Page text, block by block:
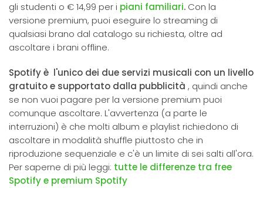
gli studenti o € 14,99 per i piani familiari. Con la
versione premium, puoi eseguire lo streaming di
qualsiasi brano dal catalogo su richiesta, oltre ad
ascoltare i brani offline.
Spotify è l'unico dei due servizi musicali con un livello
gratuito e supportato dalla pubblicità , quindi anche
se non vuoi pagare per la versione premium puoi
comunque ascoltare. L'avvertenza (a parte le
interruzioni) è che molti album e playlist richiedono di
ascoltare in modalità shuffle piuttosto che in
riproduzione sequenziale e c'è un limite di sei salti all'ora.
Per saperne di più leggi: tutte le differenze tra free
Spotify e premium Spotify